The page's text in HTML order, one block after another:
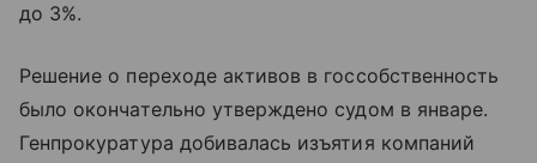
до 3%.
Решение о переходе активов в госсобственность
было окончательно утверждено судом в январе.
Генпрокуратура добивалась изъятия компаний